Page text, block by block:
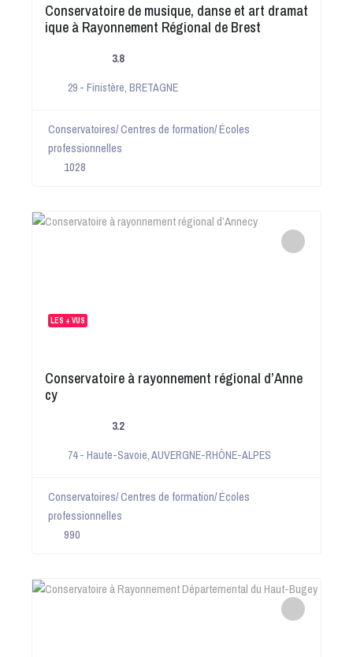
Conservatoire de musique, danse et art dramat
ique à Rayonnement Régional de Brest
3.8
29 - Finistère, BRETAGNE
Conservatoires/ Centres de formation/ Écoles
professionnelles
1028
LES + VUS
Conservatoire à rayonnement régional d’Anne
cy
3.2
74 - Haute-Savoie,AUVERGNE-RHÔNE-ALPES
Conservatoires/ Centres de formation/ Écoles
professionnelles
990